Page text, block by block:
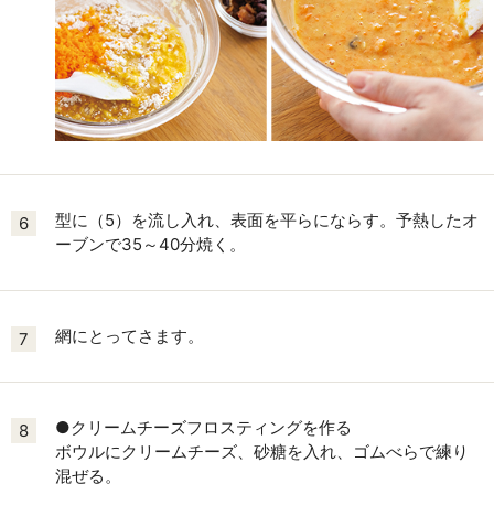
6
型に（5）を流し入れ、表面を平らにならす。予熱したオ
ーブンで35～40分焼く。
7 網にとってさます。
8
●クリームチーズフロスティングを作る
ボウルにクリームチーズ、砂糖を入れ、ゴムべらで練り
混ぜる。